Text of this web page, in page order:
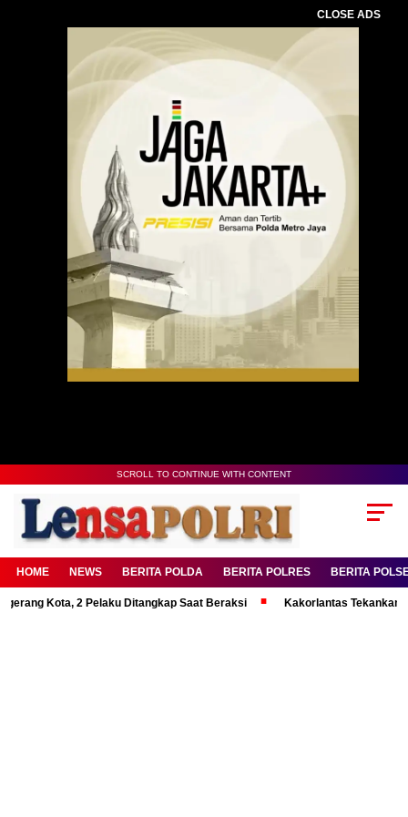
CLOSE ADS
SCROLL TO CONTINUE WITH CONTENT
HOME NEWS BERITA POLDA BERITA POLRES BERITA
2 Pelaku Ditangkap Saat Beraksi Kakorlantas Tekankan Mental